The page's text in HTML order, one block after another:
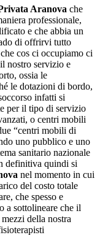
Aranova che
professionale,
e che abbia un
di offrirvi tutto
cos ci occupiamo ci
nostro servizio e
ossia le
le dotazioni di bordo,
infatti si
per il tipo di servizio
o centri mobili
“centri mobili di
uno pubblico e uno
sanitario nazionale
definitiva quindi si
nel momento in cui
del costo totale
che spesso e
a sottolineare che il
della nostra